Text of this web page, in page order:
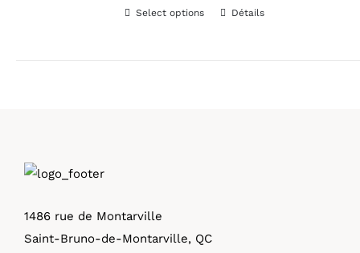
Select options
CeDétails
1486 rue de Montarville
Saint-Bruno-de-Montarville, QC